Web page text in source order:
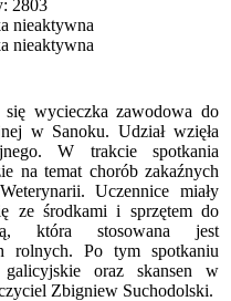
2803
wycieczka zawodowa do
w Sanoku. Udział wzięła
W trakcie spotkania
na temat chorób zakaźnych
Uczennice miały
ze środkami i sprzętem do
która stosowana jest
rolnych. Po tym spotkaniu
galicyjskie oraz skansen w
Zbigniew Suchodolski.